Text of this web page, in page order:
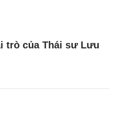
trò của Thái sư Lưu